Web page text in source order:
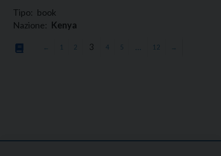
Tipo: book
Nazione: Kenya
← 1 2 3 4 5 … 12 →